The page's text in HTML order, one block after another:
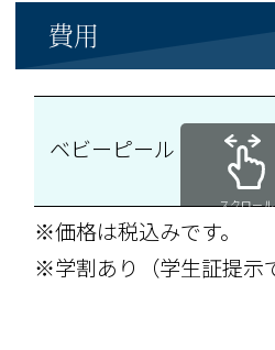
費用
ベビーピール
スクロール
※価格は税込みです。
※学割あり（学生証提示